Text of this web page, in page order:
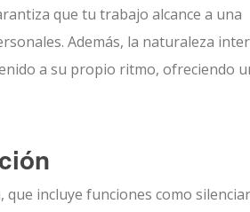
que tu trabajo alcance a una
Además, la naturaleza
a su propio ritmo, ofreciendo
incluye funciones como